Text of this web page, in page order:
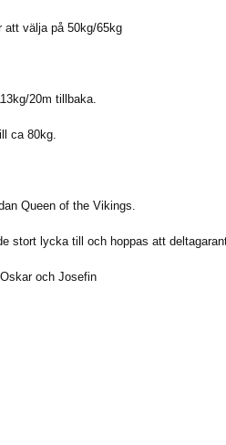
välja på 50kg/65kg
20m tillbaka.
ca 80kg.
Queen of the Vikings.
stort lycka till och hoppas att
och Josefin